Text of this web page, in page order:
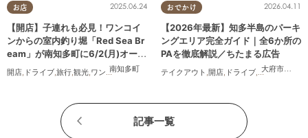
お店
南知多町
2025.06.24
【開店】子連れも必見！ワンコイ
ンからの室内釣り堀「Red Sea Br
eam」が南知多町に6/2(月)オープ
ン
開店, ドライブ,旅行,観光,ワンコイン
おでかけ
大府市
,阿久
2026.04.11
【2026年最新】知多半島のパーキ
ングエリア完全ガイド｜全6か所の
PAを徹底解説／ちたまる広告
テイクアウト ,開店, ドライブ,観光, ちたまる
記事一覧